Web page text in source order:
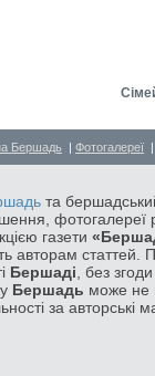
Бершадь | Фотогалереї
та
фотогалереї
газети
авторам статтей.
Бершаді , без
Бершадь може не
за авторські